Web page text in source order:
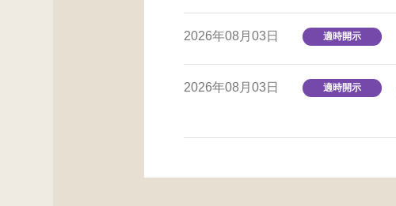
2026年08月03日 適時開示
2026年08月03日 適時開示